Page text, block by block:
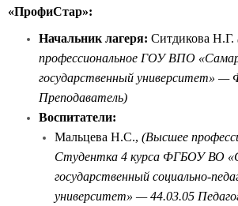
«ПрофиСтар»:
Начальник лагеря: Ситдикова Н.Г.
профессиональное ГОУ ВПО
государственный университет» —
Преподаватель)
Воспитатели:
Мальцева Н.С., (Высшее
Студентка 4 курса ФГБОУ ВО
государственный социально-
университет» — 44.03.05